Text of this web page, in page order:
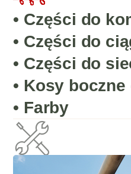
• Części do
• Części do
• Części do
• Kosy boczne
• Farby